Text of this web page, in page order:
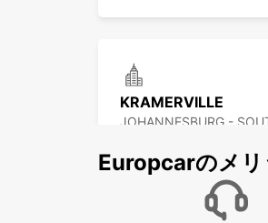
KRAMERVILLE
JOHANNESBURG -
Europcarのメリ